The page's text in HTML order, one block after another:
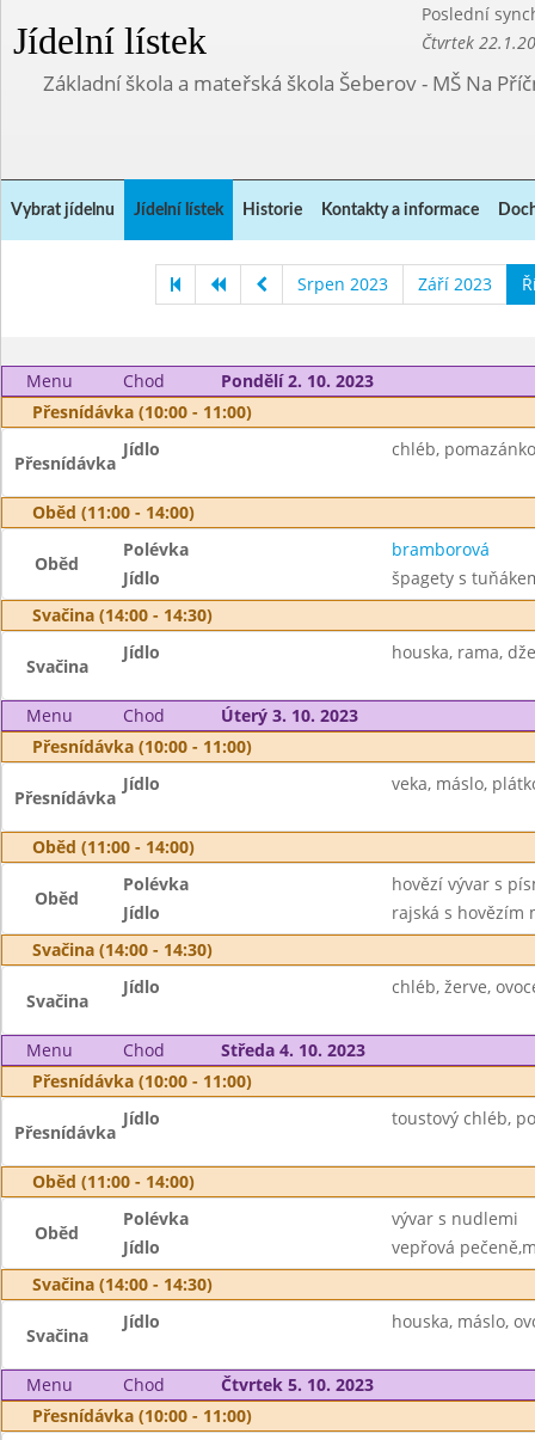
Jídelní lístek
Poslední
Čtvrtek
Základní škola a mateřská škola Šeberov - MŠ Na
Vybrat jídelnu Jídelní lístek Historie Kontakty a informace
Srpen 2023 Září 2023
Menu Chod
Pondělí 2. 10. 2023
Přesnídávka (10:00 - 11:00)
Přesnídávka
Jídlo chléb,
Oběd (11:00 - 14:00)
Oběd
Polévka
bramborová
Jídlo
špagety s
Svačina (14:00 - 14:30)
Svačina
Jídlo houska, rama,
Menu Chod
Úterý 3. 10. 2023
Přesnídávka (10:00 - 11:00)
Přesnídávka
Jídlo veka, máslo,
Oběd (11:00 - 14:00)
Oběd
Polévka
hovězí vývar s
Jídlo
rajská s hovězím
Svačina (14:00 - 14:30)
Svačina
Jídlo chléb, žerve,
Menu Chod
Středa 4. 10. 2023
Přesnídávka (10:00 - 11:00)
Přesnídávka
Jídlo toustový chléb,
Oběd (11:00 - 14:00)
Oběd
Polévka
vývar s nudlemi
Jídlo
vepřová
Svačina (14:00 - 14:30)
Svačina
Jídlo houska, máslo,
Menu Chod
Čtvrtek 5. 10. 2023
Přesnídávka (10:00 - 11:00)